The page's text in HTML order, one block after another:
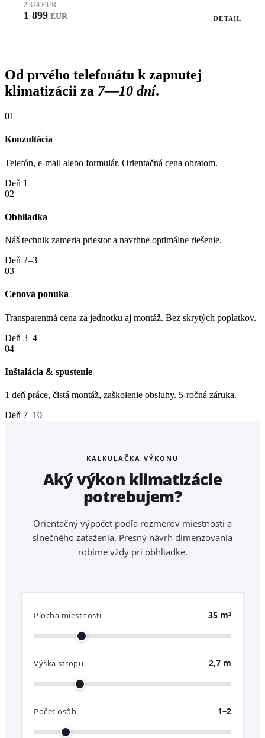
2 374 EUR
1 899 EUR DETAIL
Od prvého telefonátu k zapnutej
klimatizácii za 7—10 dní.
01
Konzultácia
Telefón, e-mail alebo formulár. Orientačná cena obratom.
Deň 1
02
Obhliadka
Náš technik zameria priestor a navrhne optimálne riešenie.
Deň 2–3
03
Cenová ponuka
Transparentná cena za jednotku aj montáž. Bez skrytých poplatkov.
Deň 3–4
04
Inštalácia & spustenie
1 deň práce, čistá montáž, zaškolenie obsluhy. 5-ročná záruka.
Deň 7–10
KALKULAČKA VÝKONU
Aký výkon klimatizácie
potrebujem?
Orientačný výpočet podľa rozmerov miestnosti a
slnečného zaťaženia. Presný návrh dimenzovania
robíme vždy pri obhliadke.
Plocha miestnosti 35 m²
Výška stropu 2,7 m
Počet osôb 1–2